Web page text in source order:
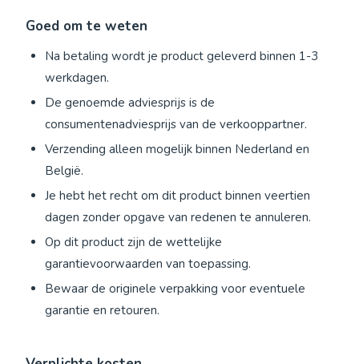
Goed om te weten
Na betaling wordt je product geleverd binnen 1-3
werkdagen.
De genoemde adviesprijs is de
consumentenadviesprijs van de verkooppartner.
Verzending alleen mogelijk binnen Nederland en
België.
Je hebt het recht om dit product binnen veertien
dagen zonder opgave van redenen te annuleren.
Op dit product zijn de wettelijke
garantievoorwaarden van toepassing.
Bewaar de originele verpakking voor eventuele
garantie en retouren.